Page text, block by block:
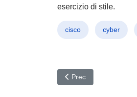
esercizio di stile.
cisco cyber
Articolo precedente:
Prec